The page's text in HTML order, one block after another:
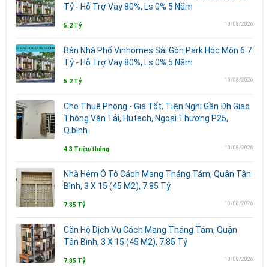
Tỷ - Hỗ Trợ Vay 80%, Ls 0% 5 Năm
5.2 Tỷ 10/08/2026
Bán Nhà Phố Vinhomes Sài Gòn Park Hóc Môn 6.7
Tỷ - Hỗ Trợ Vay 80%, Ls 0% 5 Năm
5.2 Tỷ 10/08/2026
Cho Thuê Phòng - Giá Tốt, Tiện Nghi Gần Đh Giao
Thông Vận Tải, Hutech, Ngoại Thương P25,
Q.bình
4.3 Triệu/tháng 10/08/2026
Nhà Hẻm Ô Tô Cách Mạng Tháng Tám, Quận Tân
Bình, 3 X 15 (45 M2), 7.85 Tỷ
7.85 Tỷ 10/08/2026
Căn Hộ Dịch Vụ Cách Mạng Tháng Tám, Quận
Tân Bình, 3 X 15 (45 M2), 7.85 Tỷ
7.85 Tỷ 10/08/2026